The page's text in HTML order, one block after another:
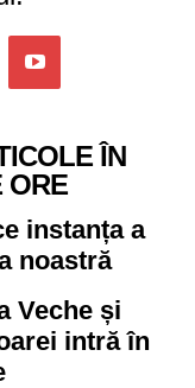
ÎN
ORE
instanța a
noastră
Veche și
intră în